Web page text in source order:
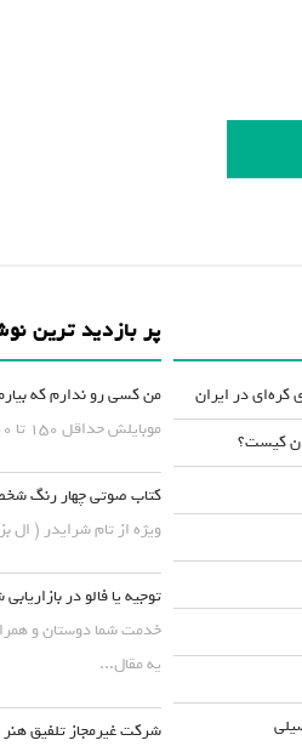
پر بازدید ترین
من کسی رو ندارم که
موبایلش حداقل ۱۵۰ تا ۲۰۰ تا مخاطب داره، پس مشکل اصلی...
کتاب صوتی چهار رنگ
ویژه از تام شرایدر ( ال
توجیه یا فالو در
خدمت شما دوستان و
یه مقال...
شرکت غیرمجاز تلفیق
در ایران
کیست؟